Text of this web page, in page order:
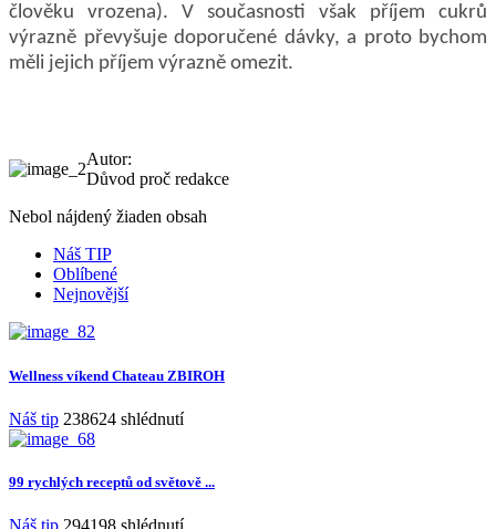
člověku vrozena). V současnosti však příjem cukrů
výrazně převyšuje doporučené dávky, a proto bychom
měli jejich příjem výrazně omezit.
Autor:
Důvod proč redakce
Nebol nájdený žiaden obsah
Náš TIP
Oblíbené
Nejnovější
Wellness víkend Chateau ZBIROH
Náš tip 238624 shlédnutí
99 rychlých receptů od světově ...
Náš tip 294198 shlédnutí